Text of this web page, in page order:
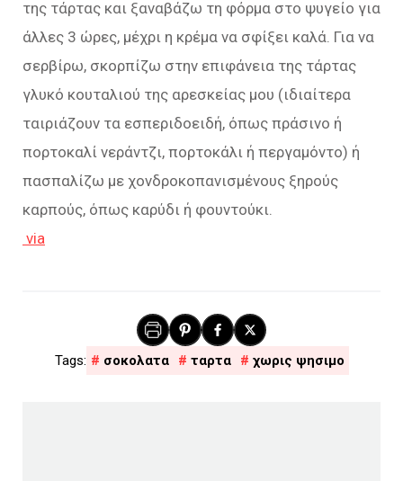
της τάρτας και ξαναβάζω τη φόρμα στο ψυγείο για
άλλες 3 ώρες, μέχρι η κρέμα να σφίξει καλά. Για να
σερβίρω, σκορπίζω στην επιφάνεια της τάρτας
γλυκό κουταλιού της αρεσκείας μου (ιδιαίτερα
ταιριάζουν τα εσπεριδοειδή, όπως πράσινο ή
πορτοκαλί νεράντζι, πορτοκάλι ή περγαμόντο) ή
πασπαλίζω με χονδροκοπανισμένους ξηρούς
καρπούς, όπως καρύδι ή φουντούκι.
via
σοκολατα ταρτα χωρις ψησιμο